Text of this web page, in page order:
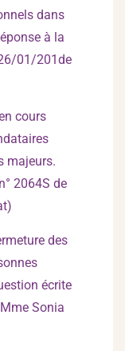
dans
à la
01/201de
cours
majeurs.
2064S de
des
écrite
Sonia